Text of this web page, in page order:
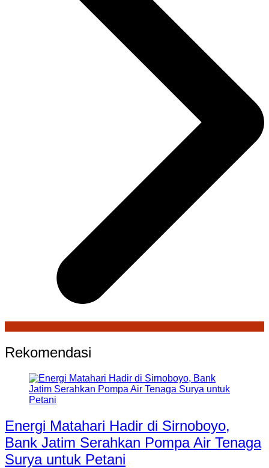
Rekomendasi
Energi Matahari Hadir di Sirnoboyo,
Bank Jatim Serahkan Pompa Air Tenaga
Surya untuk Petani